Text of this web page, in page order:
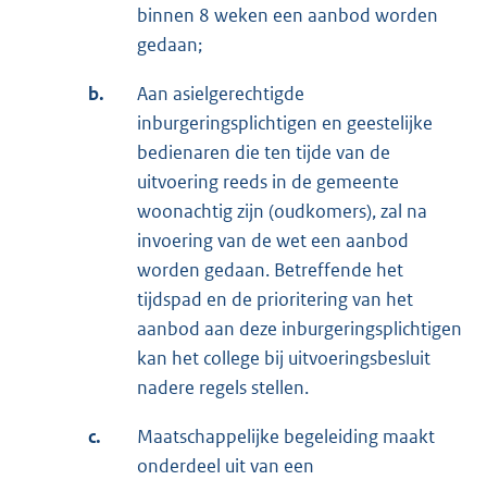
binnen 8 weken een aanbod worden
gedaan;
b.
Aan asielgerechtigde
inburgeringsplichtigen en geestelijke
bedienaren die ten tijde van de
uitvoering reeds in de gemeente
woonachtig zijn (oudkomers), zal na
invoering van de wet een aanbod
worden gedaan. Betreffende het
tijdspad en de prioritering van het
aanbod aan deze inburgeringsplichtigen
kan het college bij uitvoeringsbesluit
nadere regels stellen.
c.
Maatschappelijke begeleiding maakt
onderdeel uit van een